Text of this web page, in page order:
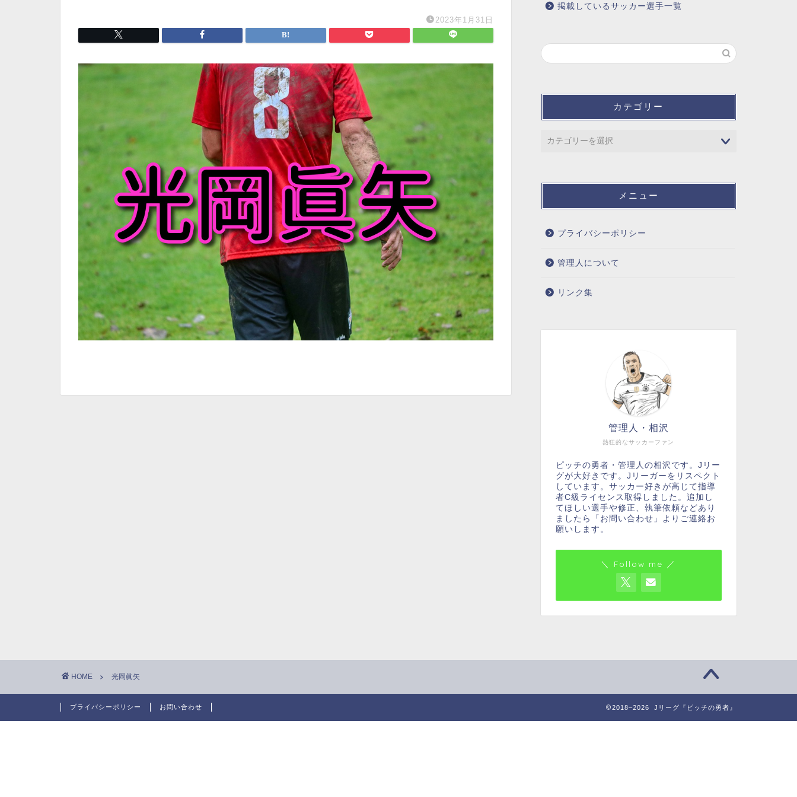
2023年1月31日
掲載しているサッカー選手一覧
カテゴリー
メニュー
プライバシーポリシー
管理人について
リンク集
熱狂的なサッカーファン
管理人・相沢
ピッチの勇者・管理人の相沢です。Jリー
グが大好きです。Jリーガーをリスペクト
しています。サッカー好きが高じて指導
者C級ライセンス取得しました。追加し
てほしい選手や修正、執筆依頼などあり
ましたら「お問い合わせ」よりご連絡お
願いします。
＼ Follow me ／
HOME 光岡眞矢
プライバシーポリシー お問い合わせ 2018–2026 Jリーグ『ピッチの勇者』